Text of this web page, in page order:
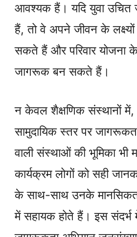
आवश्यक हैं। यदि युवा उचित
हैं, तो वे अपने जीवन के लक्ष्यों
सकते हैं और परिवार योजना
जागरूक बन सकते हैं।
न केवल शैक्षणिक संस्थानों में,
सामुदायिक स्तर पर
वाली संस्थाओं की भूमिका भी
कार्यक्रम लोगों को सही
के साथ-साथ उनके
में सहायक होते हैं। इस संदर्भ